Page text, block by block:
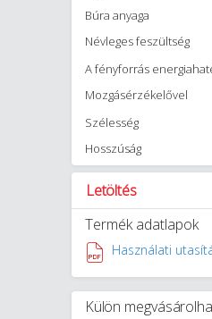
Búra anyaga
Névleges feszültség
A fényforrás
Mozgásérzékelővel
Szélesség
Hosszúság
Letöltés
Termék adatlapok
Használati
Külön